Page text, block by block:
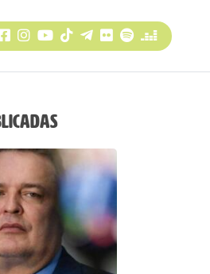
Instagram
YouTube
TikTokTelegram
FlickrSpotifyDeezer